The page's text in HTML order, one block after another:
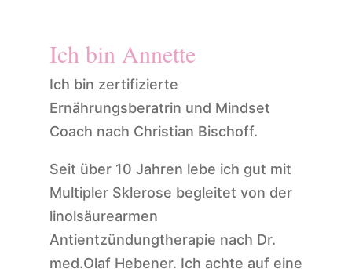
Ich bin Annette
Ich bin zertifizierte
Ernährungsberatrin und Mindset
Coach nach Christian Bischoff.
Seit über 10 Jahren lebe ich gut mit
Multipler Sklerose begleitet von der
linolsäurearmen
Antientzündungtherapie nach Dr.
med.Olaf Hebener. Ich achte auf eine